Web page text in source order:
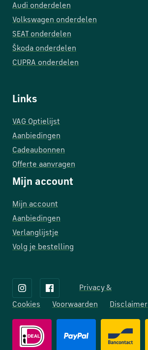
Audi onderdelen
Volkswagen onderdelen
SEAT onderdelen
Škoda onderdelen
CUPRA onderdelen
Links
VAG Optielijst
Aanbiedingen
Cadeaubonnen
Offerte aanvragen
Mijn account
Mijn account
Aanbiedingen
Verlanglijstje
Volg je bestelling
Privacy &
Cookies Voorwaarden Disclaimer